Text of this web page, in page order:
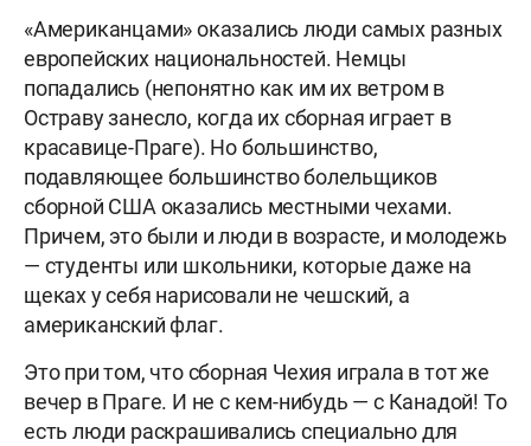
«Американцами» оказались люди самых разных
европейских национальностей. Немцы
попадались (непонятно как им их ветром в
Остраву занесло, когда их сборная играет в
красавице-Праге). Но большинство,
подавляющее большинство болельщиков
сборной США оказались местными чехами.
Причем, это были и люди в возрасте, и молодежь
— студенты или школьники, которые даже на
щеках у себя нарисовали не чешский, а
американский флаг.
Это при том, что сборная Чехия играла в тот же
вечер в Праге. И не с кем-нибудь — с Канадой! То
есть люди раскрашивались специально для